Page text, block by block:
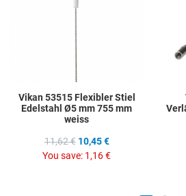
Vikan 53515 Flexibler Stiel
Edelstahl Ø5 mm 755 mm
weiss
11,62 € 10,45 €
You save: 1,16 €